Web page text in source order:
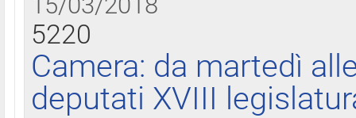
5220
Camera: da martedì
deputati XVIII